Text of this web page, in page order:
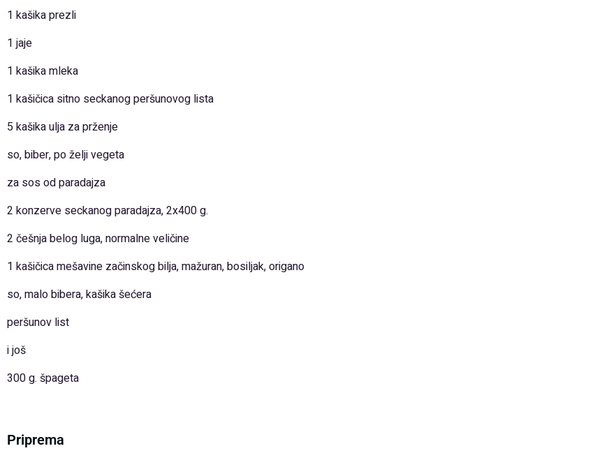
1 kašika prezli
1 jaje
1 kašika mleka
1 kašičica sitno seckanog peršunovog lista
5 kašika ulja za prženje
so, biber, po želji vegeta
za sos od paradajza
2 konzerve seckanog paradajza, 2x400 g.
2 češnja belog luga, normalne veličine
1 kašičica mešavine začinskog bilja, mažuran, bosiljak, origano
so, malo bibera, kašika šećera
peršunov list
i još
300 g. špageta
Priprema